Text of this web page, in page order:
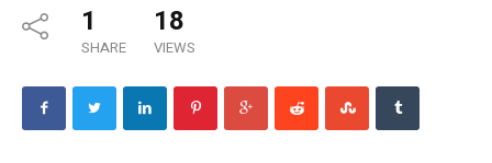
1
SHARE
18
VIEWS